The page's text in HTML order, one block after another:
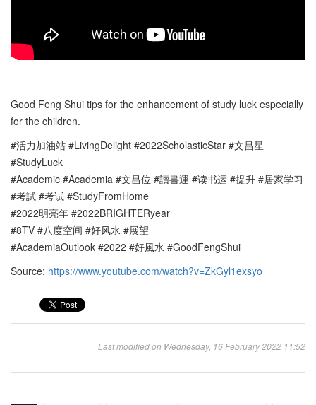
Good Feng Shui tips for the enhancement of study luck especially
for the children.
#活力加油站 #LivingDelight #2022ScholasticStar #文昌星
#StudyLuck
#Academic #Academia #文昌位 #讀書運 #读书运 #提升 #居家学习
#考試 #考试 #StudyFromHome
#2022明亮年 #2022BRIGHTERyear
#8TV #八度空间 #好风水 #展望
#AcademiaOutlook #2022 #好風水 #GoodFengShui
Source: https://www.youtube.com/watch?v=ZkGyl1exsyo
Last modified on Wednesday, 16 February 2022 11:52